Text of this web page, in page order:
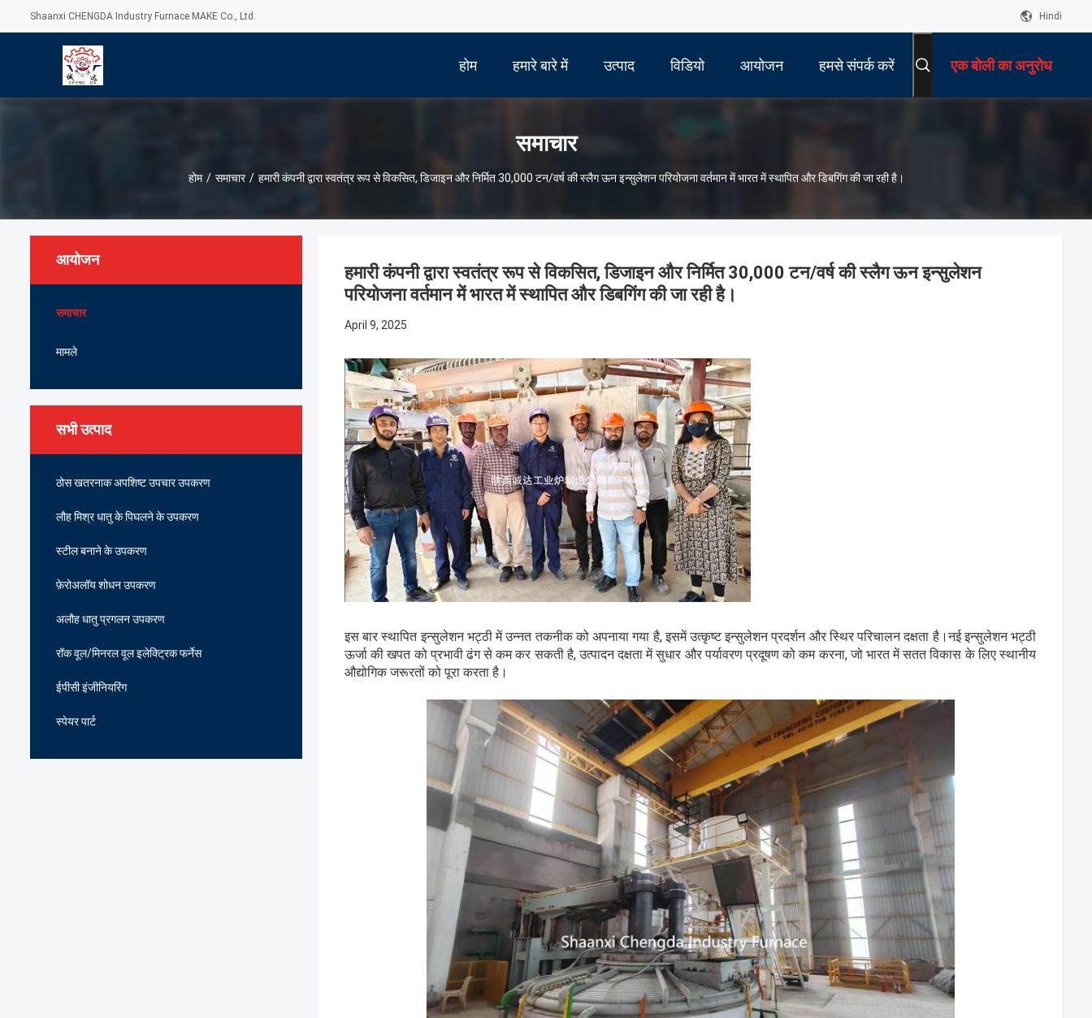
Shaanxi CHENGDA Industry Furnace MAKE Co., Ltd. Hindi
होम हमारे बारे में उत्पाद विडियो आयोजन हमसे संपर्क करें एक बोली का अनुरोध
समाचार
होम / समाचार / हमारी कंपनी द्वारा स्वतंत्र रूप से विकसित, डिजाइन और निर्मित 30,000 टन/वर्ष की स्लैग ऊन इन्सुलेशन परियोजना वर्तमान में भारत में स्थापित और डिबगिंग की जा रही है।
आयोजन
समाचार
मामले
सभी उत्पाद
ठोस खतरनाक अपशिष्ट उपचार उपकरण
लौह मिश्र धातु के पिघलने के उपकरण
स्टील बनाने के उपकरण
फ़ेरोअलॉय शोधन उपकरण
अलौह धातु प्रगलन उपकरण
रॉक वूल/मिनरल वूल इलेक्ट्रिक फर्नेस
ईपीसी इंजीनियरिंग
स्पेयर पार्ट
हमारी कंपनी द्वारा स्वतंत्र रूप से विकसित, डिजाइन और निर्मित 30,000 टन/वर्ष की स्लैग ऊन इन्सुलेशन
परियोजना वर्तमान में भारत में स्थापित और डिबगिंग की जा रही है।
April 9, 2025
इस बार स्थापित इन्सुलेशन भट्ठी में उन्नत तकनीक को अपनाया गया है, इसमें उत्कृष्ट इन्सुलेशन प्रदर्शन और स्थिर परिचालन दक्षता है।नई इन्सुलेशन भट्ठी
ऊर्जा की खपत को प्रभावी ढंग से कम कर सकती है, उत्पादन दक्षता में सुधार और पर्यावरण प्रदूषण को कम करना, जो भारत में सतत विकास के लिए स्थानीय
औद्योगिक जरूरतों को पूरा करता है।